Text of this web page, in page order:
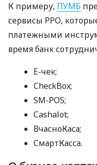
К примеру, ПУМБ
сервисы РРО,
платежными
время банк
E-чек;
CheckBox;
SM-POS;
Cashalot;
ВчасноКаса;
СмартКасса.